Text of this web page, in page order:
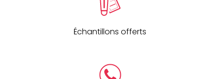
Échantillons offerts